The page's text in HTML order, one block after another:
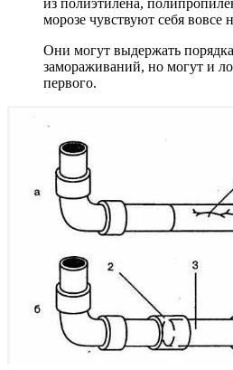
морозе чувствуют себя вовсе
Они могут выдержать
замораживаний, но могут и
первого.